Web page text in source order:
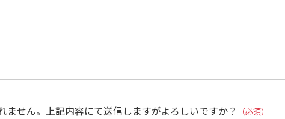
ません。上記内容にて送信しますがよろしいですか？ （必須）